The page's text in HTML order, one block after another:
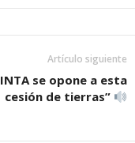
Artículo siguiente
INTA se opone a esta
cesión de tierras”